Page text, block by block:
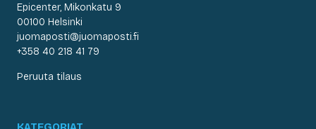
Epicenter, Mikonkatu 9
00100 Helsinki
juomaposti@juomaposti.fi
+358 40 218 41 79
Peruuta tilaus